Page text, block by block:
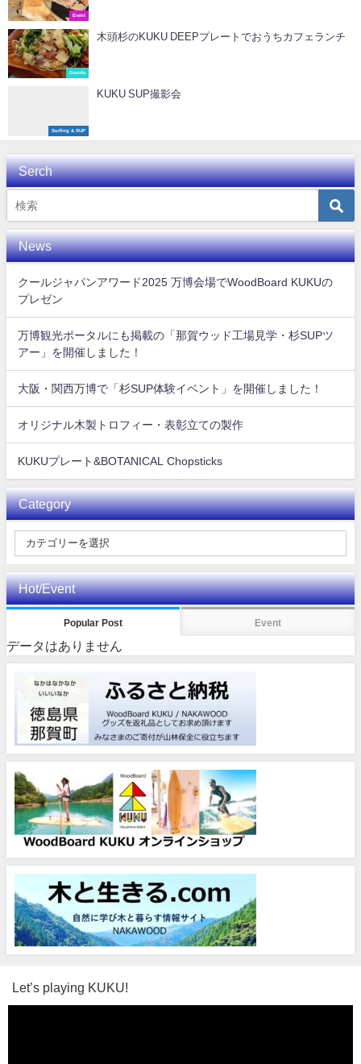
Event
Goods
木頭杉のKUKU DEEPプレートでおうちカフェランチ️
Surfing & SUP
KUKU SUP撮影会
Serch
News
クールジャパンアワード2025 万博会場でWoodBoard KUKUの
プレゼン
万博観光ポータルにも掲載の「那賀ウッド工場見学・杉SUPツ
アー」を開催しました！
大阪・関西万博で「杉SUP体験イベント」を開催しました！
オリジナル木製トロフィー・表彰立ての製作
KUKUプレート&BOTANICAL Chopsticks
Category
Hot/Event
Popular Post Event
データはありません
Let’s playing KUKU!